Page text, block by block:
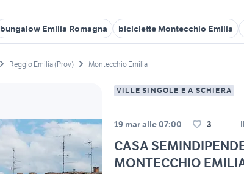
bungalow Emilia Romagna biciclette Montecchio Emilia
Reggio Emilia (Prov) Montecchio Emilia
VILLE SINGOLE E A SCHIERA
19 mar alle 07:00 3
CASA
MONTECCHIO